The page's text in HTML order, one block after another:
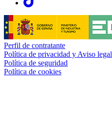
Perfil de contratante
Política de privacidad y Aviso legal
Política de seguridad
Política de cookies